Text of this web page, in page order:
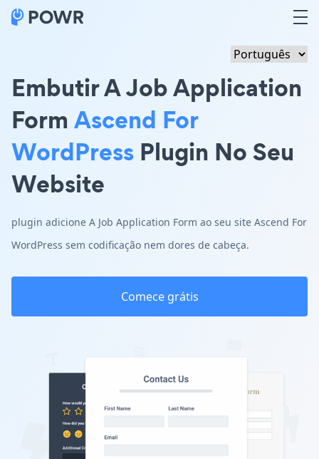
Embutir A Job Application
Form Ascend For
WordPress Plugin No Seu
Website
plugin adicione A Job Application Form ao seu site Ascend For
WordPress sem codificação nem dores de cabeça.
Comece grátis